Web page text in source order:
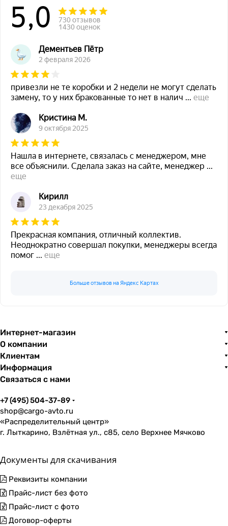
5,0
730 отзывов
1430 оценок
Дементьев Пётр
2 февраля 2026
привезли не те коробки и 2 недели не могут сделать
замену, то у них бракованные то нет в налич ... еще
Кристина М.
9 октября 2025
Нашла в интернете, связалась с менеджером, мне
все объяснили. Сделала заказ на сайте, менеджер ...
еще
Кирилл
23 декабря 2025
Прекрасная компания, отличный коллектив.
Неоднократно совершал покупки, менеджеры всегда
помог ... еще
Больше отзывов на Яндекс Картах
Интернет-магазин
О компании
Клиентам
Информация
Связаться с нами
+7 (495) 504-37-89
shop@cargo-avto.ru
«Распределительный центр»
г. Лыткарино, Взлётная ул., с85, село Верхнее Мячково
Документы для скачивания
Реквизиты компании
Прайс-лист без фото
Прайс-лист с фото
Договор-оферты